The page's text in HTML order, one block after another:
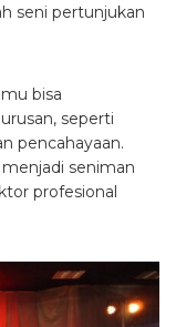
seni pertunjukan
bisa
seperti
pencahayaan.
seniman
profesional